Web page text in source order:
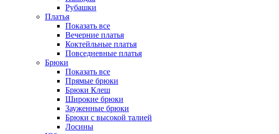
Рубашки
Платья
Показать все
Вечерние платья
Коктейльные платья
Повседневные платья
Брюки
Показать все
Прямые брюки
Брюки Клеш
Широкие брюки
Зауженные брюки
Брюки с высокой талией
Лосины